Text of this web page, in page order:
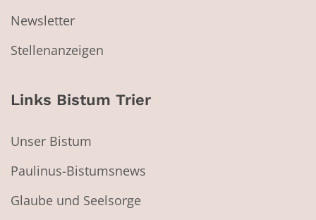
Newsletter
Stellenanzeigen
Links Bistum Trier
Unser Bistum
Paulinus-Bistumsnews
Glaube und Seelsorge